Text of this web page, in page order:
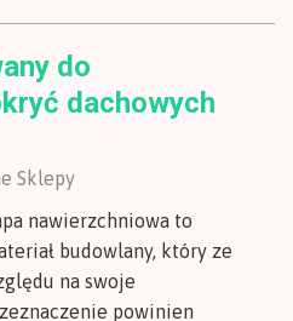
do
dachowych
Sklepy
nawierzchniowa to
budowlany, który ze
na swoje
powinien